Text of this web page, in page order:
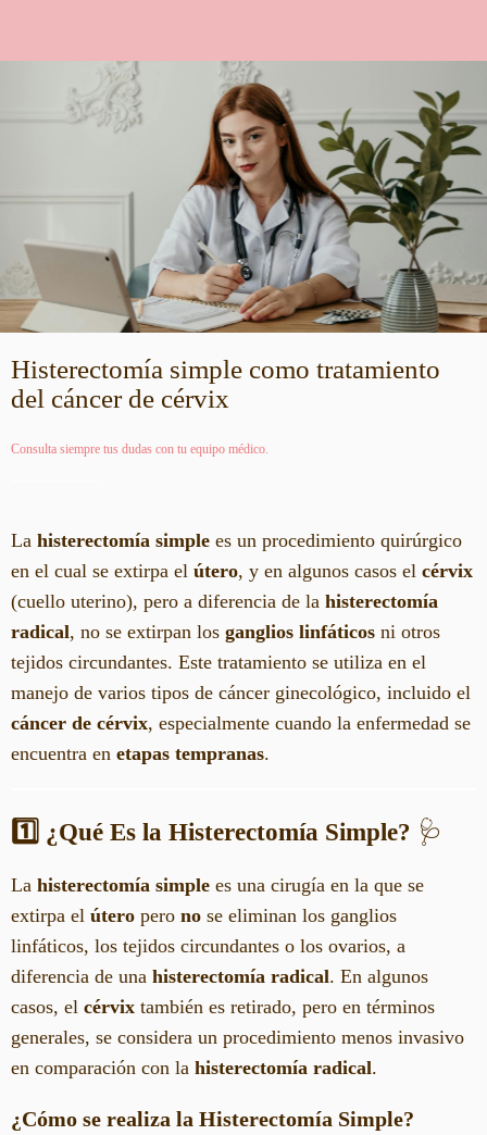
Histerectomía simple como tratamiento
del cáncer de cérvix
Consulta siempre tus dudas con tu equipo médico.
La histerectomía simple es un procedimiento quirúrgico
en el cual se extirpa el útero, y en algunos casos el cérvix
(cuello uterino), pero a diferencia de la histerectomía
radical, no se extirpan los ganglios linfáticos ni otros
tejidos circundantes. Este tratamiento se utiliza en el
manejo de varios tipos de cáncer ginecológico, incluido el
cáncer de cérvix, especialmente cuando la enfermedad se
encuentra en etapas tempranas.
1️⃣ ¿Qué Es la Histerectomía Simple? 🩺
La histerectomía simple es una cirugía en la que se
extirpa el útero pero no se eliminan los ganglios
linfáticos, los tejidos circundantes o los ovarios, a
diferencia de una histerectomía radical. En algunos
casos, el cérvix también es retirado, pero en términos
generales, se considera un procedimiento menos invasivo
en comparación con la histerectomía radical.
¿Cómo se realiza la Histerectomía Simple?